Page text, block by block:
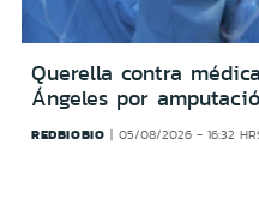
Querella contra
Ángeles por
REDBIOBIO 05/08/2026 - 16:32